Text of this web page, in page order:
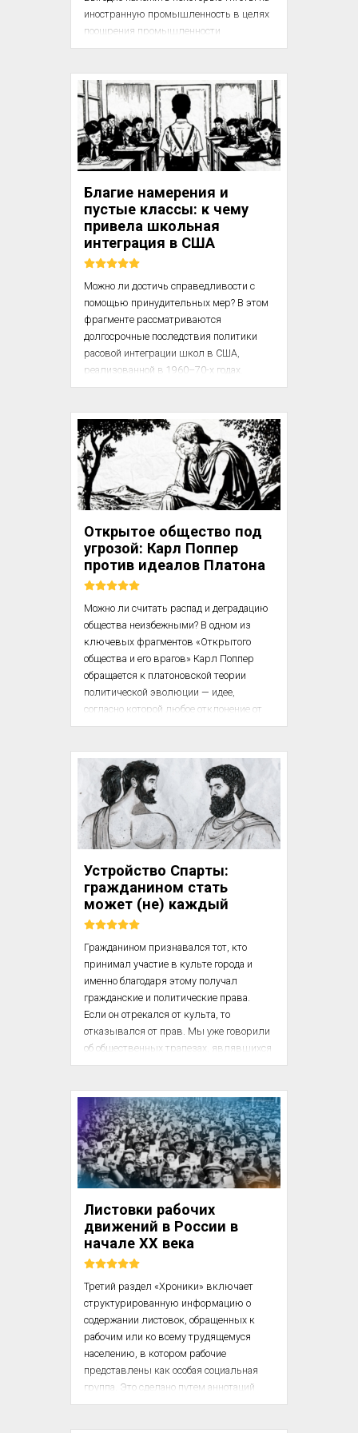
иностранную промышленность в целях
поощрения промышленности
отечественной.
Первый случай имеет место тогда, когда
какая-либо отдельная отрасль
промышленности необходима для
обороны страны. Оборона
Великобритании, например, в весьма
большой степени зависит от количества
акт поэтому вполне уместно пытается
предоставить морякам и судоходству
Великобритании монополию торговли
их собственной страны, устанавливая в
одних с...
Благие намерения и
пустые классы: к чему
привела школьная
интеграция в США
Можно ли достичь справедливости с
помощью принудительных мер? В этом
фрагменте рассматриваются
долгосрочные последствия политики
расовой интеграции школ в США,
реализованной в 1960–70-х годах.
Несмотря на благие намерения, эта
белого населения из городских районов,
снижению качества образования и
разрушению школьной
инфраструктуры.
Текст предлагает не эмоциональную
инженерия, даже во имя равенства,
может давать обратный результат, если
не учитывать реальные мотивации и
поведенческие...
Открытое общество под
угрозой: Карл Поппер
против идеалов Платона
Можно ли считать распад и деградацию
общества неизбежными? В одном из
ключевых фрагментов «Открытого
общества и его врагов» Карл Поппер
обращается к платоновской теории
политической эволюции — идее,
согласно которой любое отклонение от
идеального государственного устройства
Поппер показывает, что подобное
представление об обществе как о
системе с жёстко заданной нормой и
предсказуемым распадом в случае
отклонения от неё формирует
критике и историческому развитию. Его
анализ раскрывает, как философская
док...
Устройство Спарты:
гражданином стать
может (не) каждый
Гражданином признавался тот, кто
принимал участие в культе города и
именно благодаря этому получал
гражданские и политические права.
Если он отрекался от культа, то
отказывался от прав. Мы уже говорили
об общественных трапезах, являвшихся
главным обрядом национального
участия в общественных трапезах, даже
не по своей вине, сразу переставал
считаться гражданином. В Афинах
человек, не принимавший участия в
празднествах, посвященных богам,
терял гражданские права
Исключение составляли воины,
находившиеся во время проведе...
Листовки рабочих
движений в России в
начале XX века
Третий раздел «‎Хроники» включает
структурированную информацию о
содержании листовок, обращенных к
рабочим или ко всему трудящемуся
населению, в котором рабочие
представлены как особая социальная
группа. Это сделано путем аннотаций
более 4,5 тысячи листовок, как особого